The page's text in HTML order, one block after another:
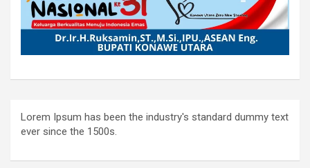
Lorem Ipsum has been the industry's standard dummy text
ever since the 1500s.